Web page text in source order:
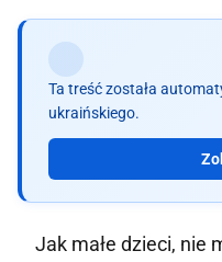
Ta treść została
ukraińskiego.
Jak małe dzieci, nie